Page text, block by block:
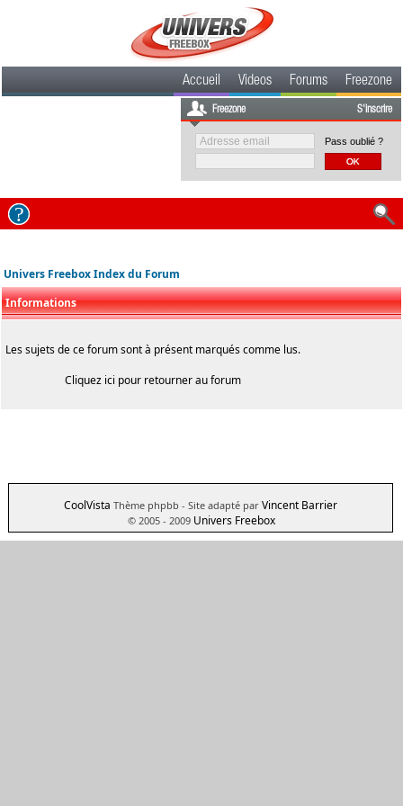
Accueil Videos Forums Freezone
Freezone S'inscrire
Pass oublié ?
Univers Freebox Index du Forum
Informations
Les sujets de ce forum sont à présent marqués comme lus.
Cliquez ici pour retourner au forum
CoolVista Thème phpbb - Site adapté par Vincent Barrier
© 2005 - 2009 Univers Freebox